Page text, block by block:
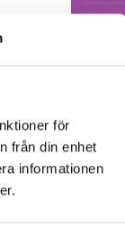
för
från din enhet
informationen
2026
2024
2023